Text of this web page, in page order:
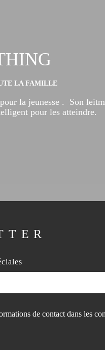
LA FAMILLE
la jeunesse . Son
pour les atteindre.
de contact dans les